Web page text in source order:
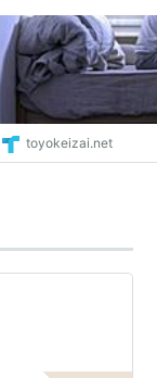
toyokeizai.net